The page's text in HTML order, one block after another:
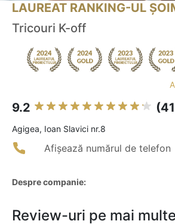
LAUREAT RANKING-UL
Tricouri K-off
9.2
Agigea, Ioan Slavici nr.8
Afișează numărul de telefon
Despre companie:
Review-uri pe mai